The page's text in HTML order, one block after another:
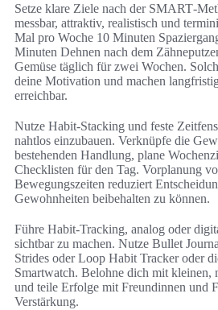
Setze klare Ziele nach der
messbar, attraktiv, realistisch und
Mal pro Woche 10 Minuten
Minuten Dehnen nach dem
Gemüse täglich für zwei Wochen.
deine Motivation und machen
erreichbar.
Nutze Habit-Stacking und feste
nahtlos einzubauen. Verknüpfe die
bestehenden Handlung, plane
Checklisten für den Tag. Vorplanung
Bewegungszeiten reduziert
Gewohnheiten beibehalten zu können.
Führe Habit-Tracking, analog oder
sichtbar zu machen. Nutze Bullet
Strides oder Loop Habit Tracker oder
Smartwatch. Belohne dich mit kleinen,
und teile Erfolge mit Freundinnen und
Verstärkung.